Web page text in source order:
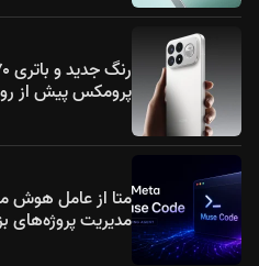
پرومکس پیش از
مدیریت پروژه‌های